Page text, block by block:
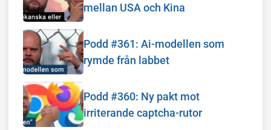
mellan USA och Kina
Podd #361: Ai-modellen som
rymde från labbet
Podd #360: Ny pakt mot
irriterande captcha-rutor